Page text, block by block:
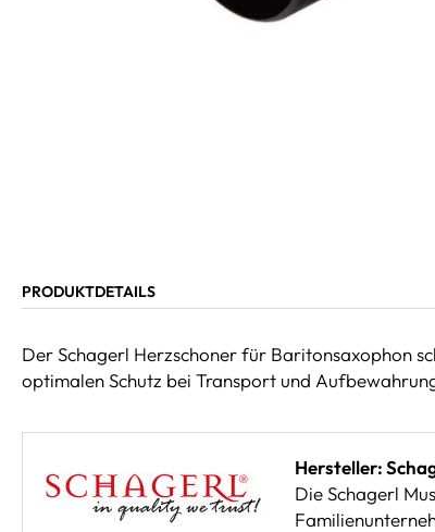
PRODUKTDETAILS
Der Schagerl Herzschoner für Baritonsaxophon
optimalen Schutz bei Transport und
Hersteller:
Die Schagerl